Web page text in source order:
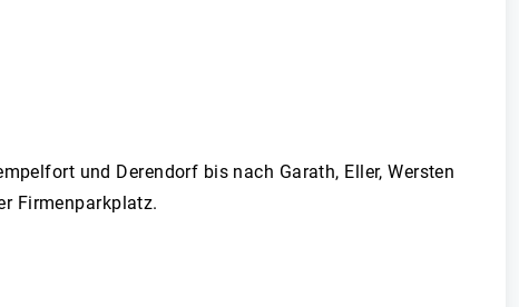
und Derendorf bis nach Garath, Eller, Wersten
Firmenparkplatz.